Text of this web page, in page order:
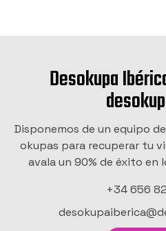
Desokupa
Disponemos de un equipo
okupas para recuperar tu
avala un 90% de éxito en
+34 656